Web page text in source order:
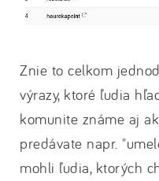
Znie to celkom
výrazy, ktoré ľudia
komunite známe aj
predávate napr.
mohli ľudia, ktorých